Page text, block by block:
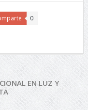
0
EN LUZ Y